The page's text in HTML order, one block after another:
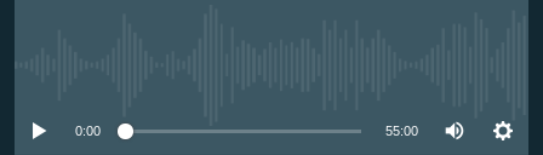
СОЦИАЛЬНЫЕ СЕТИ
0:00 55:00